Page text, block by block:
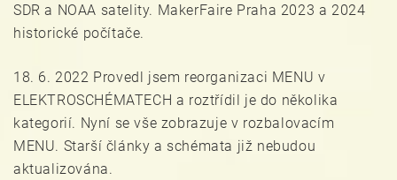
SDR a NOAA satelity. MakerFaire Praha 2023 a 2024
historické počítače.
18. 6. 2022 Provedl jsem reorganizaci MENU v
ELEKTROSCHÉMATECH a roztřídil je do několika
kategorií. Nyní se vše zobrazuje v rozbalovacím
MENU. Starší články a schémata již nebudou
aktualizována.